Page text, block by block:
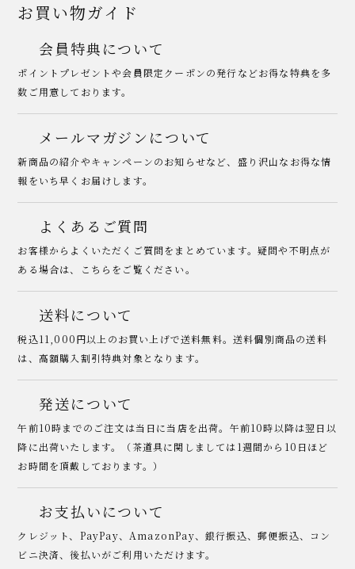
お買い物ガイド
会員特典について
ポイントプレゼントや会員限定クーポンの発行などお得な特典を多
数ご用意しております。
メールマガジンについて
新商品の紹介やキャンペーンのお知らせなど、盛り沢山なお得な情
報をいち早くお届けします。
よくあるご質問
お客様からよくいただくご質問をまとめています。疑問や不明点が
ある場合は、こちらをご覧ください。
送料について
税込11,000円以上のお買い上げで送料無料。送料個別商品の送料
は、高額購入割引特典対象となります。
発送について
午前10時までのご注文は当日に当店を出荷。午前10時以降は翌日以
降に出荷いたします。（茶道具に関しましては1週間から10日ほど
お時間を頂戴しております。）
お支払いについて
クレジット、PayPay、AmazonPay、銀行振込、郵便振込、コン
ビニ決済、後払いがご利用いただけます。